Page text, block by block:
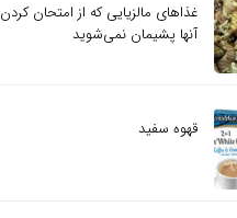
غذاهای مالزیایی که از امتحان کردن
آنها پشیمان نمی‌شوید
قهوه سفید